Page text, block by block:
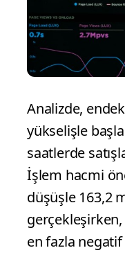
Analizde,
yükselişle
saatlerde
İşlem hacmi
düşüşle 163,2
gerçekleşirken,
en fazla negatif